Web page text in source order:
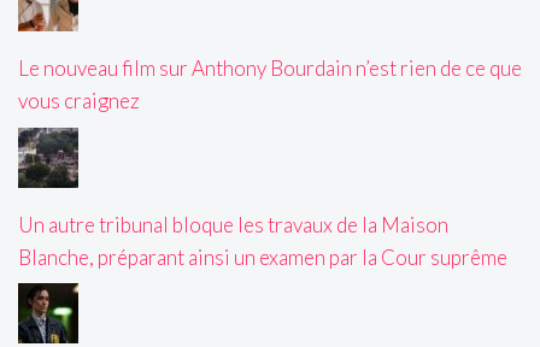
Le nouveau film sur Anthony Bourdain n’est rien de ce que
vous craignez
Un autre tribunal bloque les travaux de la Maison
Blanche, préparant ainsi un examen par la Cour suprême